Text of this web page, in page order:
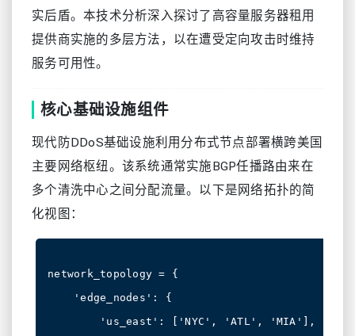
实后盾。本技术分析深入探讨了高容量服务器租用
提供商实施的多层方法，以在遭受定向攻击时维持
服务可用性。
核心基础设施组件
现代防DDoS基础设施利用分布式节点部署横跨美国
主要网络枢纽。该系统通常实施BGP任播路由来在
多个清洗中心之间分配流量。以下是网络拓扑的简
化视图：
network_topology = {
    'edge_nodes': {
        'us_east': ['NYC', 'ATL', 'MIA'],